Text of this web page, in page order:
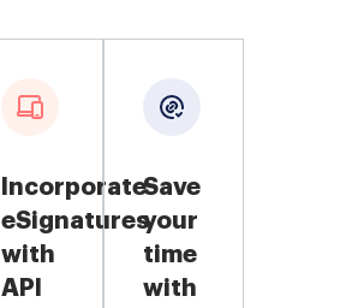
Incorporate
eSignatures
with
API
Save
your
time
with